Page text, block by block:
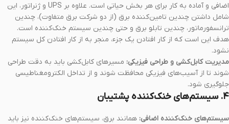
اضافی و آماده به کار برای هر بخش حیاتی است. علاوه بر UPS و ژنراتور، این
شامل داشتن چندین تامین‌کننده برق (از دو شرکت برق متفاوت)، چندین
ترانسفورماتور، چندین تابلو برق و حتی چندین سیستم خنک‌کننده است.
هدف این است که از کار افتادن یک جزء، منجر به از کار افتادن کل سیستم
نشود.
مدیریت کابل‌کشی و طراحی فیزیکی: مسیرهای کابل‌کشی باید به دقت طراحی
شوند تا از آسیب‌های فیزیکی محافظت شوند و از تداخل الکترومغناطیسی
جلوگیری شود.
۴. سیستم‌های خنک‌کننده پشتیبان
سیستم‌های خنک‌کننده اضافی: همانند برق، سیستم‌های خنک‌کننده نیز باید